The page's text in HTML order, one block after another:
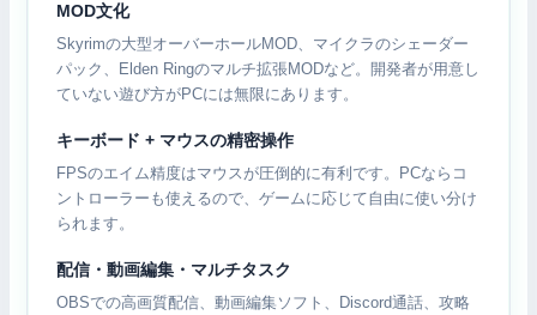
MOD文化
Skyrimの大型オーバーホールMOD、マイクラのシェーダー
パック、Elden Ringのマルチ拡張MODなど。開発者が用意し
ていない遊び方がPCには無限にあります。
キーボード + マウスの精密操作
FPSのエイム精度はマウスが圧倒的に有利です。PCならコ
ントローラーも使えるので、ゲームに応じて自由に使い分け
られます。
配信・動画編集・マルチタスク
OBSでの高画質配信、動画編集ソフト、Discord通話、攻略